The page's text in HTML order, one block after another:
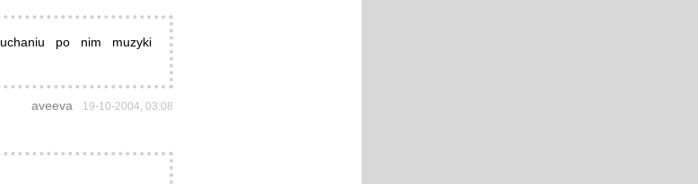
po nim muzyki
aveeva 19-10-2004, 03:08